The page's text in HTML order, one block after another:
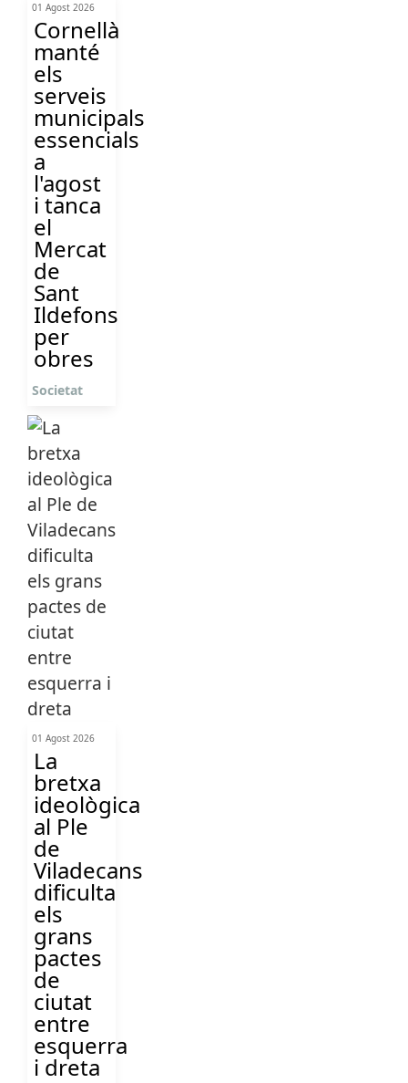
01 Agost 2026
Cornellà
manté
els
serveis
municipals
essencials
a
l'agost
i tanca
el
Mercat
de
Sant
Ildefons
per
obres
Societat
01 Agost 2026
La
bretxa
ideològica
al Ple
de
Viladecans
dificulta
els
grans
pactes
de
ciutat
entre
esquerra
i dreta